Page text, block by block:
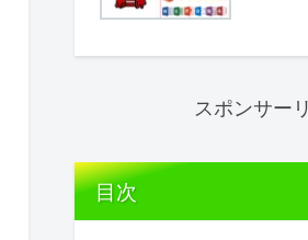
スポンサー
目次